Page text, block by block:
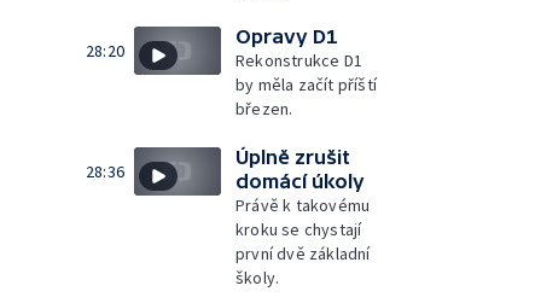
28:20
Opravy D1
Rekonstrukce D1
by měla začít příští
březen.
28:36
Úplně zrušit
domácí úkoly
Právě k takovému
kroku se chystají
první dvě základní
školy.